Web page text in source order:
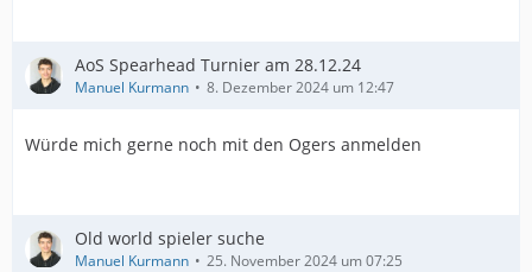
AoS Spearhead Turnier am 28.12.24
Manuel Kurmann 8. Dezember 2024 um 12:47
Würde mich gerne noch mit den Ogers anmelden
Old world spieler suche
Manuel Kurmann 25. November 2024 um 07:25